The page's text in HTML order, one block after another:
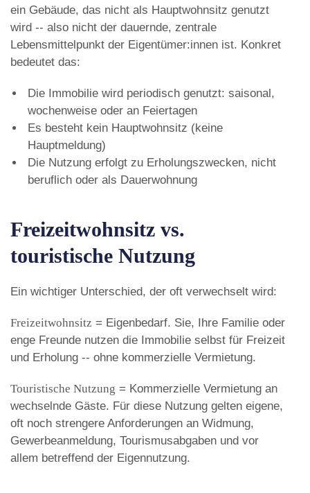
ein Gebäude, das nicht als Hauptwohnsitz genutzt
wird -- also nicht der dauernde, zentrale
Lebensmittelpunkt der Eigentümer:innen ist. Konkret
bedeutet das:
Die Immobilie wird periodisch genutzt: saisonal,
wochenweise oder an Feiertagen
Es besteht kein Hauptwohnsitz (keine
Hauptmeldung)
Die Nutzung erfolgt zu Erholungszwecken, nicht
beruflich oder als Dauerwohnung
Freizeitwohnsitz vs.
touristische Nutzung
Ein wichtiger Unterschied, der oft verwechselt wird:
Freizeitwohnsitz = Eigenbedarf. Sie, Ihre Familie oder
enge Freunde nutzen die Immobilie selbst für Freizeit
und Erholung -- ohne kommerzielle Vermietung.
Touristische Nutzung = Kommerzielle Vermietung an
wechselnde Gäste. Für diese Nutzung gelten eigene,
oft noch strengere Anforderungen an Widmung,
Gewerbeanmeldung, Tourismusabgaben und vor
allem betreffend der Eigennutzung.